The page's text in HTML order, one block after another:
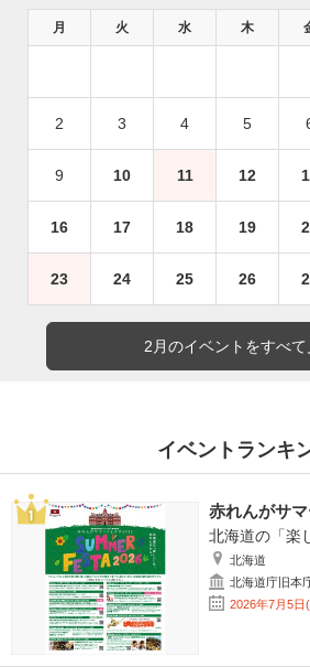
月 火 水 木
2 3 4 5
9 10 11 12
16 17 18 19
23 24 25 26
2月のイベントをすべて
イベントランキ
赤れんがサ
北海道の「楽
北海道
北海道庁旧本
2026年7月5日